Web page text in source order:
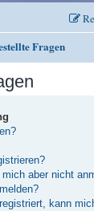
Fragen
aber nicht
kann